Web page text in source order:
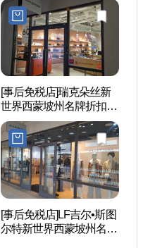
프리미엄아울렛 파주점)
[事后免税店]瑞克朵丝新
世界西蒙坡州名牌折扣购
物中心(루이까또즈 신세
계사이먼프리미엄아울렛
파주점)
[事后免税店]LF吉尔•斯图
尔特新世界西蒙坡州名牌